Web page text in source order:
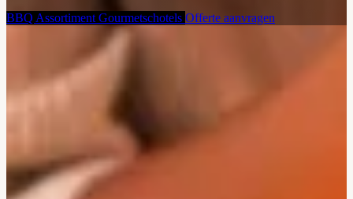
BBQ Assortiment Gourmetschotels Offerte aanvragen